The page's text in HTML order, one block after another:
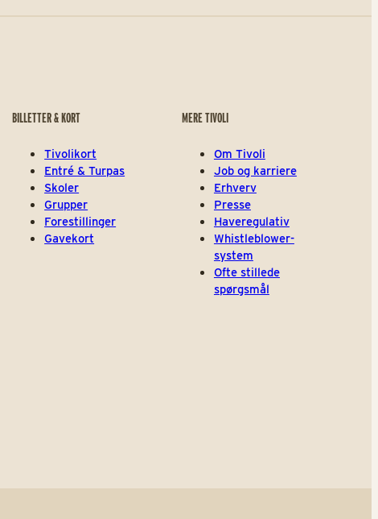
BILLETTER & KORT
Tivolikort
Entré & Turpas
Skoler
Grupper
Forestillinger
Gavekort
MERE TIVOLI
Om Tivoli
Job og karriere
Erhverv
Presse
Haveregulativ
Whistleblower-
system
Ofte stillede
spørgsmål